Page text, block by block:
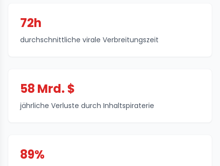
72h
durchschnittliche virale Verbreitungszeit
58 Mrd. $
jährliche Verluste durch Inhaltspiraterie
89%